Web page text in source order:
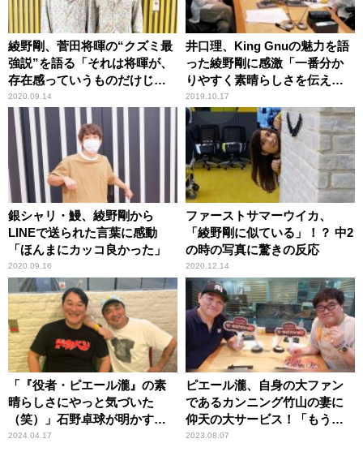
綾野剛、菅田将暉の“クズミ最
強説”を語る「それは将暉が、
存在感っていうものだけじゃ
ない……」
2020.09.14
井口理、King Gnuの魅力を語
った綾野剛に感激「一番分か
りやすく素晴らしさを伝えて
くれた」
2019.10.17
銀シャリ・鰻、綾野剛から
LINEで送られた言葉に感動
「ほんまにカッコ良かった」
2020.09.16
ファーストサマーウイカ、
「綾野剛に似ている」！？ 中2
の時の写真に驚きの反応
2020.12.14
「『役者・ピエール瀧』の素
晴らしさにやっと気づいた
（笑）」石野卓球が明かす、
初出演作鑑賞で受けたトラウ
2024.04.17
ピエール瀧、自身の大ファン
であるカンニング竹山の妻に
仰天の大サービス！「もうヘ
ロヘロですよ」
2023.08.07